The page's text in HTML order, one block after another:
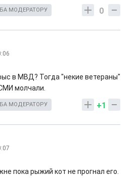
0
МОДЕРАТОРУ
в МВД? Тогда "некие ветераны"
молчали.
+1
МОДЕРАТОРУ
пока рыжий кот не прогнал его.